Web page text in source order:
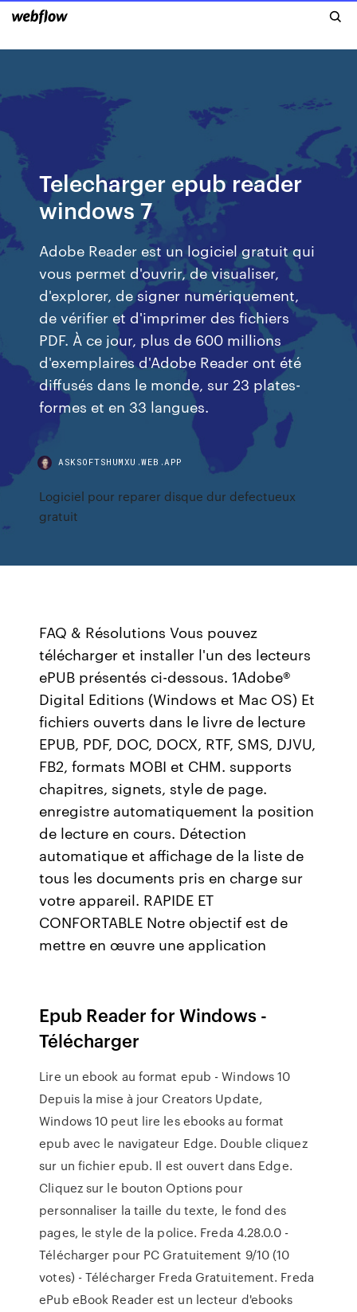
Telecharger epub reader
windows 7
Adobe Reader est un logiciel gratuit qui
vous permet d'ouvrir, de visualiser,
d'explorer, de signer numériquement,
de vérifier et d'imprimer des fichiers
PDF. À ce jour, plus de 600 millions
d'exemplaires d'Adobe Reader ont été
diffusés dans le monde, sur 23 plates-
formes et en 33 langues.
ASKSOFTSHUMXU.WEB.APP
Logiciel pour reparer disque dur defectueux
gratuit
FAQ & Résolutions Vous pouvez
télécharger et installer l'un des lecteurs
ePUB présentés ci-dessous. 1Adobe®
Digital Editions (Windows et Mac OS) Et
fichiers ouverts dans le livre de lecture
EPUB, PDF, DOC, DOCX, RTF, SMS, DJVU,
FB2, formats MOBI et CHM. supports
chapitres, signets, style de page.
enregistre automatiquement la position
de lecture en cours. Détection
automatique et affichage de la liste de
tous les documents pris en charge sur
votre appareil. RAPIDE ET
CONFORTABLE Notre objectif est de
mettre en œuvre une application
Epub Reader for Windows -
Télécharger
Lire un ebook au format epub - Windows 10
Depuis la mise à jour Creators Update,
Windows 10 peut lire les ebooks au format
epub avec le navigateur Edge. Double cliquez
sur un fichier epub. Il est ouvert dans Edge.
Cliquez sur le bouton Options pour
personnaliser la taille du texte, le fond des
pages, le style de la police. Freda 4.28.0.0 -
Télécharger pour PC Gratuitement 9/10 (10
votes) - Télécharger Freda Gratuitement. Freda
ePub eBook Reader est un lecteur d'ebooks